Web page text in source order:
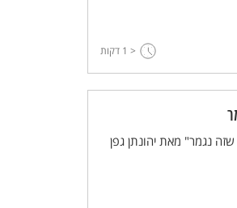
< 1 דקות
נגמר" מאת יהונתן גפן